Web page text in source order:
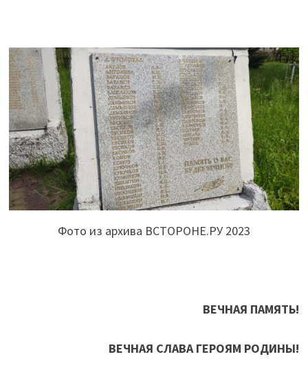
Фото из архива ВСТОРОНЕ.РУ 2023
ВЕЧНАЯ ПАМЯТЬ!
ВЕЧНАЯ СЛАВА ГЕРОЯМ РОДИНЫ!